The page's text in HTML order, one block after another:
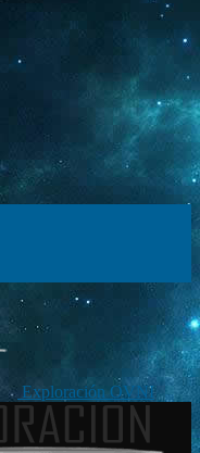
Exploración OVNI